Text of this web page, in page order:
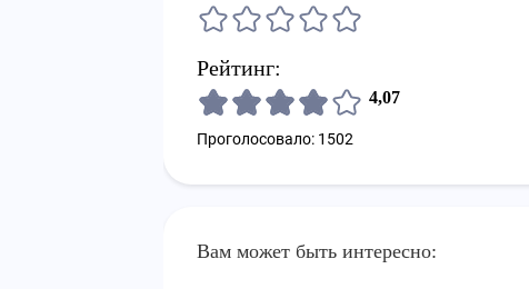
Рейтинг:
4,07
Проголосовало: 1502
Вам может быть интересно: